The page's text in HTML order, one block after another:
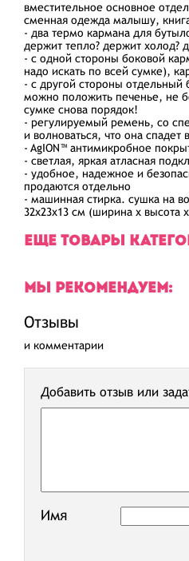
вместительное основное
сменная одежда малышу,
- два термо кармана для
держит тепло? держит холод?
- с одной стороны боковой
надо искать по всей сумке),
- с другой стороны отдельный
можно положить печенье, не
сумке снова порядок!
- регулируемый ремень, со
и волноваться, что она
- AgION™ антимикробное
- светлая, яркая атласная
- удобное, надежное и
продаются отдельно
- машинная стирка. сушка на
32х23х13 см (ширина х высота
ЕЩЕ ТОВАРЫ
МЫ РЕКОМЕНДУЕМ:
Отзывы
и комментарии
Добавить отзыв или
Имя